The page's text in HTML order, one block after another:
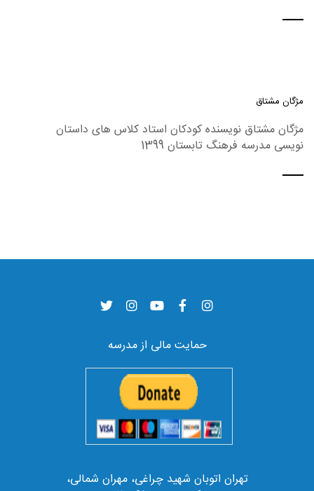
مژگان مشتاق
مژگان مشتاق نویسنده کودکان استاد کلاس های داستان
نویسی مدرسه فرهنگ تابستان 1399
حمایت مالی از مدرسه
تهران اتوبان شهید چراغی، مهران شمالی،